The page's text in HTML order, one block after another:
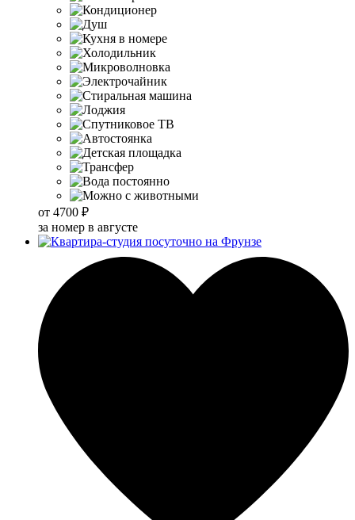
от 4700 ₽
за номер в августе